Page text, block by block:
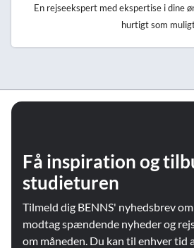
En rejseekspert med ekspertise i dine
hurtigt som
Få inspiration og
studieturen
Tilmeld dig BENNS' nyhedsbrev
modtag spændende nyheder og
om måneden. Du kan til enhver tid